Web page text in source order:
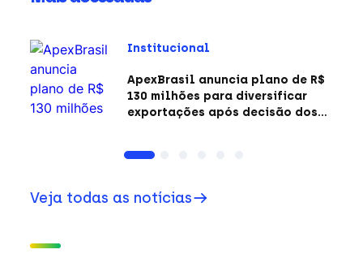
Institucional
ApexBrasil anuncia plano de R$
130 milhões para diversificar
exportações após decisão dos
Veja todas as notícias